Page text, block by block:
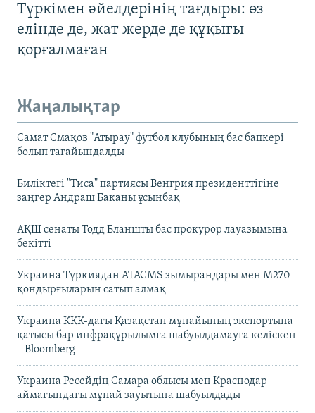
Түркімен әйелдерінің тағдыры: өз
елінде де, жат жерде де құқығы
қорғалмаған
Жаңалықтар
Самат Смақов "Атырау" футбол клубының бас бапкері
болып тағайындалды
Биліктегі "Тиса" партиясы Венгрия президенттігіне
заңгер Андраш Баканы ұсынбақ
АҚШ сенаты Тодд Бланшты бас прокурор лауазымына
бекітті
Украина Түркиядан ATACMS зымырандары мен M270
қондырғыларын сатып алмақ
Украина КҚК-дағы Қазақстан мұнайының экспортына
қатысы бар инфрақұрылымға шабуылдамауға келіскен
– Bloomberg
Украина Ресейдің Самара облысы мен Краснодар
аймағындағы мұнай зауытына шабуылдады